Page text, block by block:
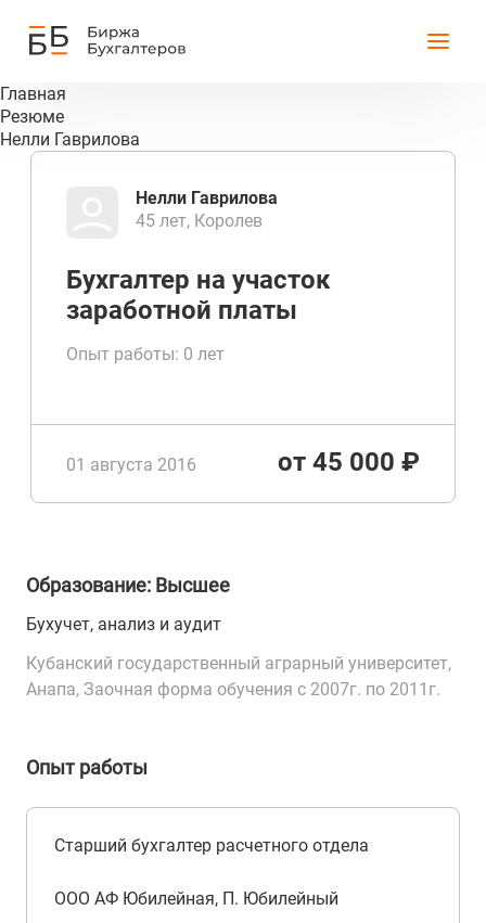
Главная
Резюме
Нелли Гаврилова
Нелли Гаврилова
45 лет, Королев
Бухгалтер на участок
заработной платы
Опыт работы: 0 лет
01 августа 2016 от 45 000 ₽
Образование: Высшее
Бухучет, анализ и аудит
Кубанский государственный аграрный университет,
Анапа, Заочная форма обучения с 2007г. по 2011г.
Опыт работы
Старший бухгалтер расчетного отдела
ООО АФ Юбилейная, П. Юбилейный